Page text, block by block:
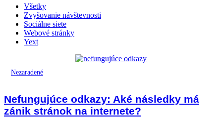
Všetky
Zvyšovanie návštevnosti
Sociálne siete
Webové stránky
Yext
Nezaradené
Nefungujúce odkazy: Aké následky má
zánik stránok na internete?